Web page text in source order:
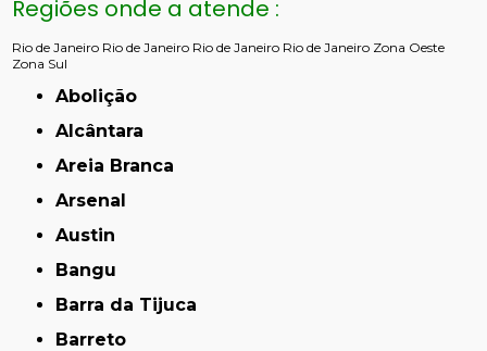
Regiões onde a atende :
Rio de Janeiro Rio de Janeiro Rio de Janeiro Rio de Janeiro Zona Oeste
Zona Sul
Abolição
Alcântara
Areia Branca
Arsenal
Austin
Bangu
Barra da Tijuca
Barreto